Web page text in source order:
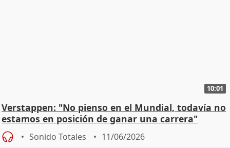
10:01
Verstappen: "No pienso en el Mundial, todavía no
estamos en posición de ganar una carrera"
Sonido Totales 11/06/2026